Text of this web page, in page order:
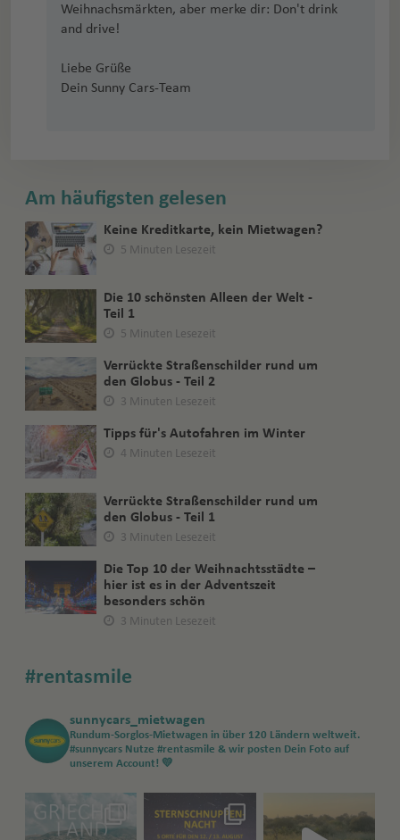
Weihnachsmärkten, aber merke dir: Don't drink
and drive!
Liebe Grüße
Dein Sunny Cars-Team
Am häufigsten gelesen
Keine Kreditkarte, kein Mietwagen?
5 Minuten Lesezeit
Die 10 schönsten Alleen der Welt -
Teil 1
5 Minuten Lesezeit
Verrückte Straßenschilder rund um
den Globus - Teil 2
3 Minuten Lesezeit
Tipps für's Autofahren im Winter
4 Minuten Lesezeit
Verrückte Straßenschilder rund um
den Globus - Teil 1
3 Minuten Lesezeit
Die Top 10 der Weihnachtsstädte –
hier ist es in der Adventszeit
besonders schön
3 Minuten Lesezeit
#rentasmile
sunnycars_mietwagen
Rundum-Sorglos-Mietwagen in über 120 Ländern weltweit.
#sunnycars Nutze #rentasmile & wir posten Dein Foto auf
unserem Account! 💛